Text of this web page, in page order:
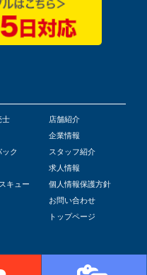
士
ク
キュー
店舗紹介
企業情報
スタッフ紹介
求人情報
個人情報保護方針
お問い合わせ
トップページ